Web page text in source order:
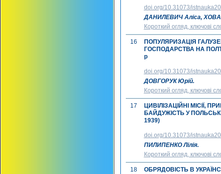
doi.org/10.31073/
ДАНИЛЕВИЧ Аліса,
Короткий огляд, ключові
16
ПОПУЛЯРИЗАЦІЯ
ГОСПОДАРСТВА НА
р
doi.org/10.31073/
ДОВГОРУК Юрій.
Короткий огляд, ключові
17
ЦИВІЛІЗАЦІЙНІ МІСІЇ,
БАЙДУЖІСТЬ У
1939)
doi.org/10.31073/
ПИЛИПЕНКО Лілія.
Короткий огляд, ключові
18
ОБРЯДОВІСТЬ В